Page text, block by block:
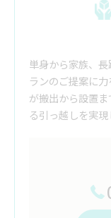
単身から家族、
ランのご提案に
が搬出から設置
る引っ越しを実現